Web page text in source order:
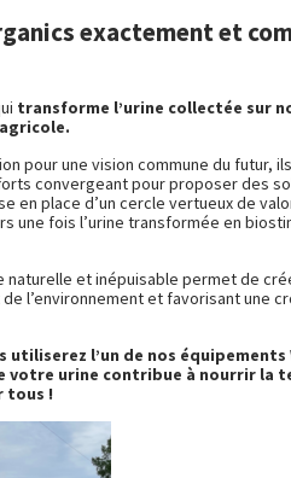
exactement et
transforme l’urine collectée sur
pour une vision commune du futur,
convergeant pour proposer des
en place d’un cercle vertueux de
une fois l’urine transformée en
naturelle et inépuisable permet de
l’environnement et favorisant une
l’un de nos équipements
votre urine contribue à nourrir la
tous !